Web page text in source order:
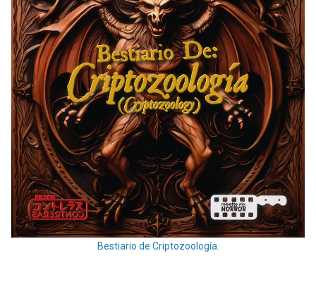
Bestiario de Criptozoología.